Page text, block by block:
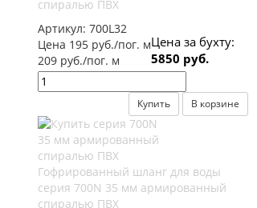
спиралью ПВХ
Артикул: 700L32
Цена 195 руб./пог. м
209 руб./пог. м
Цена за бухту:
5850 руб.
Купить В корзине
Гофрированный шланг для воды
серия 700N 35 мм армированный
спиралью ПВХ